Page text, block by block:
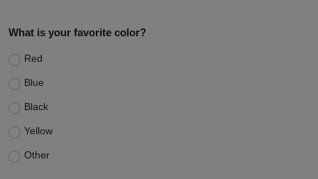
What is your favorite color?
Red
Blue
Black
Yellow
Other